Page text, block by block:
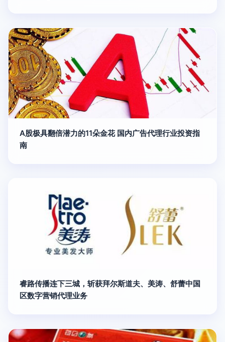
A股极具翻倍潜力的11朵金花 国内广告代理行业投资指
南
睿路传播连下三城，斩获拜尔斯道夫、美涛、舒蕾中国
区数字营销代理业务